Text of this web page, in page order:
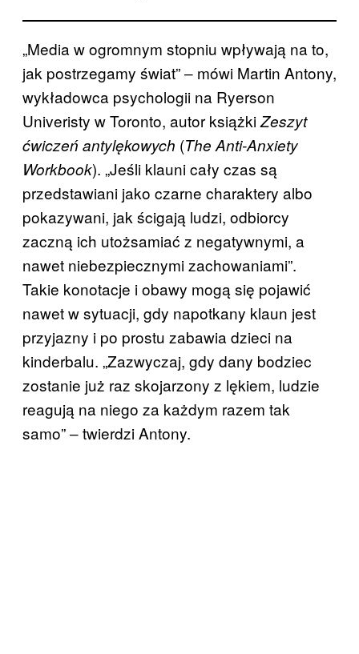
„Media w ogromnym stopniu wpływają na to,
jak postrzegamy świat” ‒ mówi Martin Antony,
wykładowca psychologii na Ryerson
Univeristy w Toronto, autor książkiZeszyt
ćwiczeń antylękowych (The Anti-Anxiety
Workbook). „Jeśli klauni cały czas są
przedstawiani jako czarne charaktery albo
pokazywani, jak ścigają ludzi, odbiorcy
zaczną ich utożsamiać z negatywnymi, a
nawet niebezpiecznymi zachowaniami”.
Takie konotacje i obawy mogą się pojawić
nawet w sytuacji, gdy napotkany klaun jest
przyjazny i po prostu zabawia dzieci na
kinderbalu. „Zazwyczaj, gdy dany bodziec
zostanie już raz skojarzony z lękiem, ludzie
reagują na niego za każdym razem tak
samo” ‒ twierdzi Antony.